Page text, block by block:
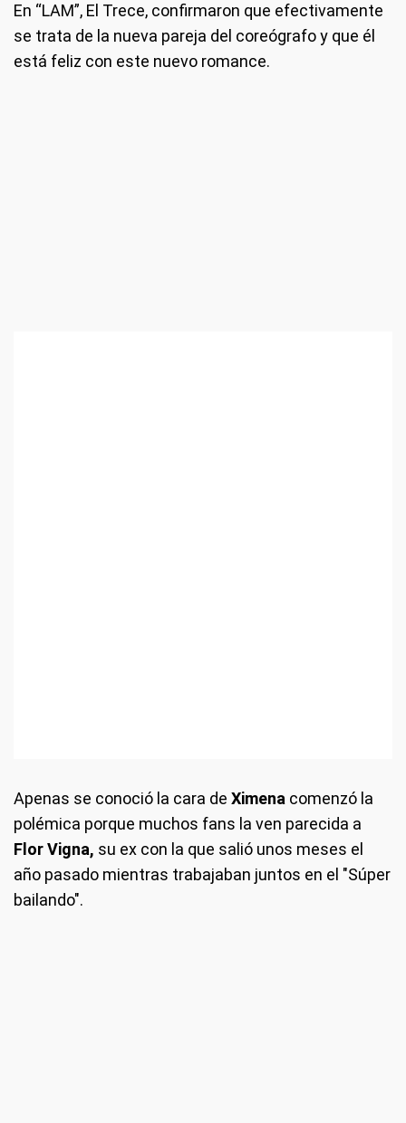
En “LAM”, El Trece, confirmaron que efectivamente
se trata de la nueva pareja del coreógrafo y que él
está feliz con este nuevo romance.
Apenas se conoció la cara de Ximena comenzó la
polémica porque muchos fans la ven parecida a
Flor Vigna, su ex con la que salió unos meses el
año pasado mientras trabajaban juntos en el "Súper
bailando".